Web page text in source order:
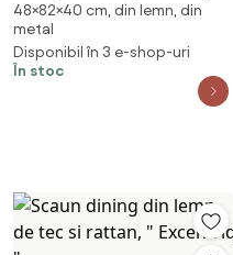
negru/stejar, lemn/metal,
82x40x48 cm
48×82×40 cm, din lemn, din
metal
Disponibil în 3 e-shop-uri
În stoc